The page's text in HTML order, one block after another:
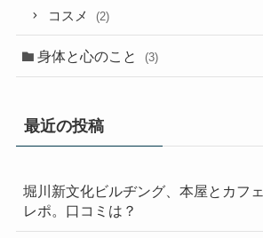
コスメ (2)
身体と心のこと (3)
最近の投稿
堀川新文化ビルヂング、本屋とカフ
レポ。口コミは？